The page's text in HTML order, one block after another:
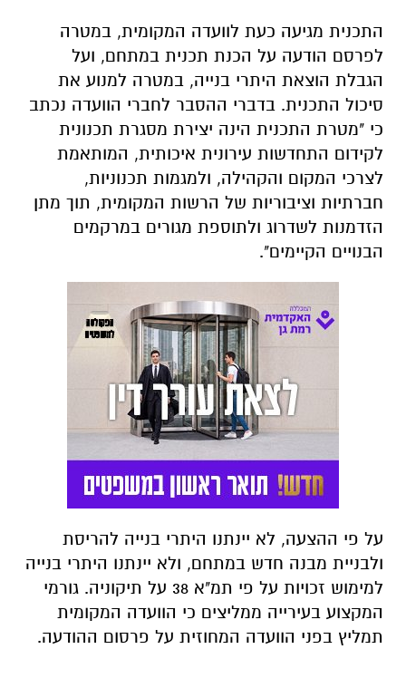
התכנית מגיעה כעת לוועדה המקומית, במטרה
לפרסם הודעה על הכנת תכנית במתחם, ועל
הגבלת הוצאת היתרי בנייה, במטרה למנוע את
סיכול התכנית. בדברי ההסבר לחברי הוועדה נכתב
כי "מטרת התכנית הינה יצירת מסגרת תכנונית
לקידום התחדשות עירונית איכותית, המותאמת
לצרכי המקום והקהילה, ולמגמות תכנוניות,
חברתיות וציבוריות של הרשות המקומית, תוך מתן
הזדמנות לשדרוג ולתוספת מגורים במרקמים
הבנויים הקיימים".
על פי ההצעה, לא יינתנו היתרי בנייה להריסת
ולבניית מבנה חדש במתחם, ולא יינתנו היתרי בנייה
למימוש זכויות על פי תמ"א 38 על תיקוניה. גורמי
המקצוע בעירייה ממליצים כי הוועדה המקומית
תמליץ בפני הוועדה המחוזית על פרסום ההודעה.